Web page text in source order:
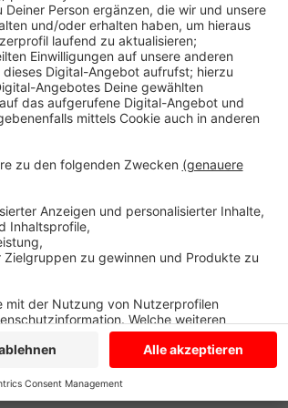
Früh kam es zu der Explosion. Ein
der Filiale. Die gute Nachricht: Sie haben
sind auf der Flucht. Die Polizei fahndet mit
erbeutet haben, dazu sagt sie im Moment
angefordert. Die sind
ist abgesperrt.